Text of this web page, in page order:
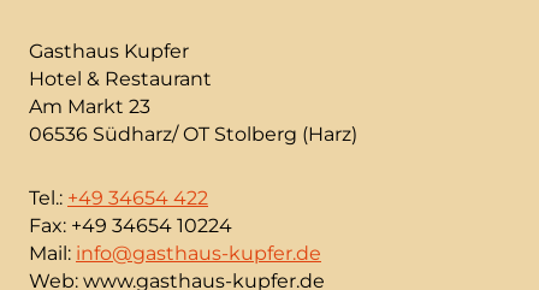
Gasthaus Kupfer
Hotel & Restaurant
Am Markt 23
06536 Südharz/ OT Stolberg (Harz)
Tel.: +49 34654 422
Fax: +49 34654 10224
Mail: info@gasthaus-kupfer.de
Web: www.gasthaus-kupfer.de